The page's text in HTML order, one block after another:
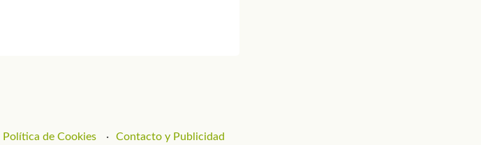
Política de Cookies Contacto y Publicidad